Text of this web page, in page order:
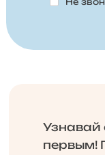
Узнавай
первым!